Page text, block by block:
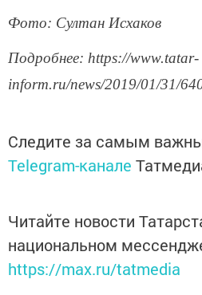
Фото: Султан Исхаков
Подробнее: https://www.tatar-
inform.ru/news/2019/01/31/
Следите за самым
Telegram-канале
Читайте новости
национальном
https://max.ru/tatmedia